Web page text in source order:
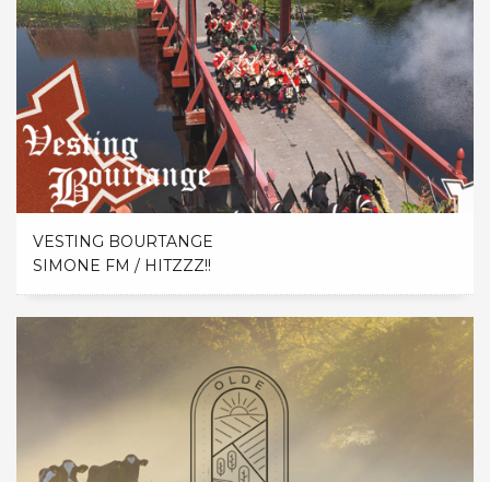
VESTING BOURTANGE
SIMONE FM / HITZZZ!!